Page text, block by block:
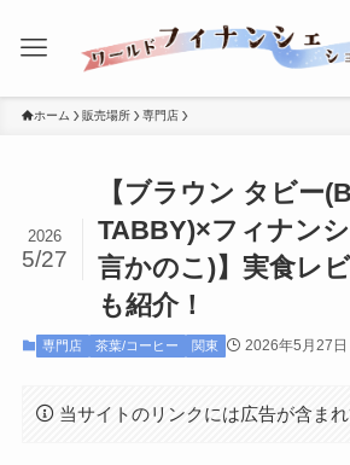
ホーム 販売場所 専門店
【ブラウン タビー
TABBY)×フィナン
言かのこ)】実食レ
も紹介！
2026
5/27
専門店 茶葉/コーヒー 関東 2026年5月27日
当サイトのリンクには広告が含まれ